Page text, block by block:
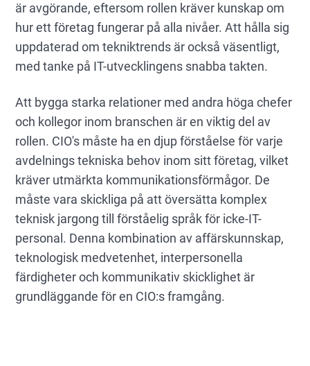
är avgörande, eftersom rollen kräver kunskap om
hur ett företag fungerar på alla nivåer. Att hålla sig
uppdaterad om tekniktrends är också väsentligt,
med tanke på IT-utvecklingens snabba takten.
Att bygga starka relationer med andra höga chefer
och kollegor inom branschen är en viktig del av
rollen. CIO's måste ha en djup förståelse för varje
avdelnings tekniska behov inom sitt företag, vilket
kräver utmärkta kommunikationsförmågor. De
måste vara skickliga på att översätta komplex
teknisk jargong till förståelig språk för icke-IT-
personal. Denna kombination av affärskunnskap,
teknologisk medvetenhet, interpersonella
färdigheter och kommunikativ skicklighet är
grundläggande för en CIO:s framgång.